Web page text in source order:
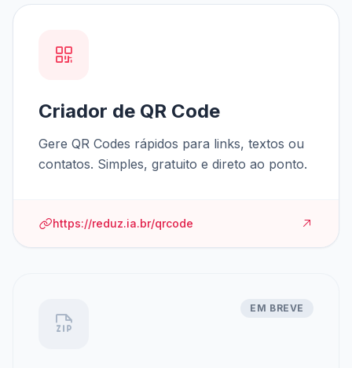
Criador de QR Code
Gere QR Codes rápidos para links, textos ou
contatos. Simples, gratuito e direto ao ponto.
https://reduz.ia.br/qrcode
EM BREVE